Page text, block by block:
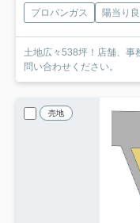
プロパンガス 陽当り
土地広々538坪！店舗、事
問い合わせください。
売地